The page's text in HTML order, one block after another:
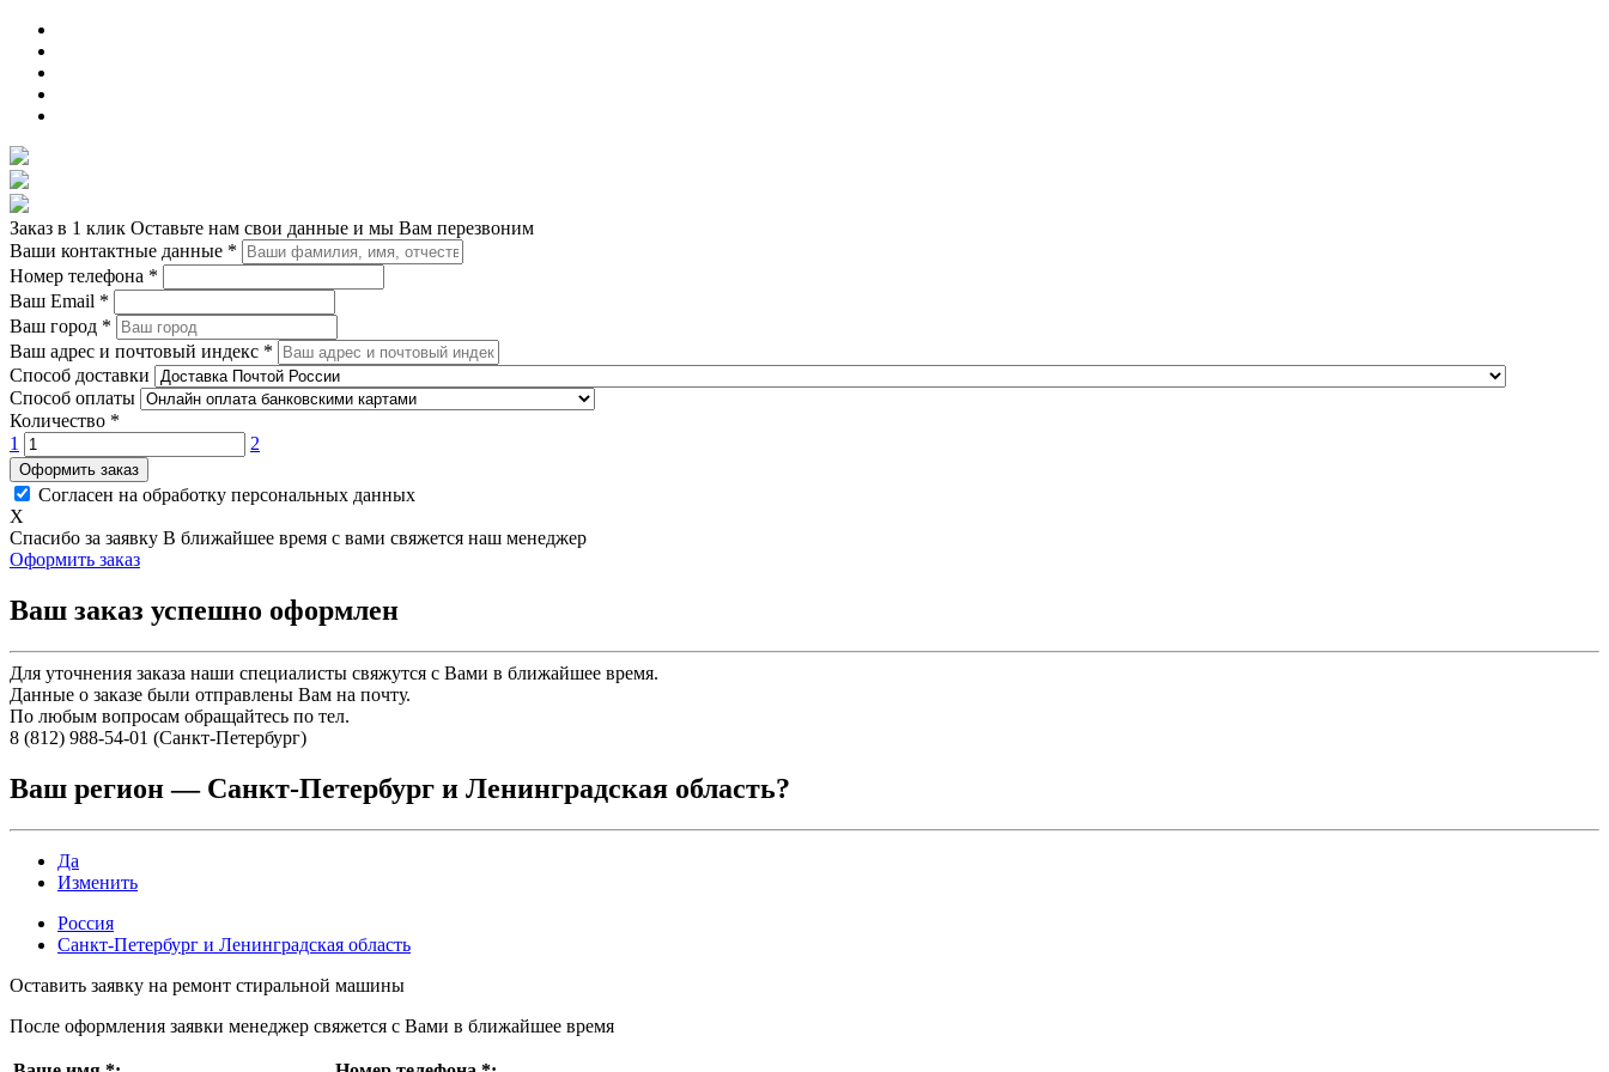
Заказ в 1 клик Оставьте нам свои данные и мы Вам перезвоним
Ваши контактные данные *
Номер телефона *
Ваш Email *
Ваш город *
Ваш адрес и почтовый индекс *
Способ доставки
Способ оплаты
Количество *
1
2
Оформить заказ
Согласен на обработку персональных данных
X
Спасибо за заявку В ближайшее время с вами свяжется наш менеджер
Оформить заказ
Ваш заказ успешно оформлен
Для уточнения заказа наши специалисты свяжутся с Вами в ближайшее время.
Данные о заказе были отправлены Вам на почту.
По любым вопросам обращайтесь по тел.
8 (812) 988-54-01 (Санкт-Петербург)
Ваш регион — Санкт-Петербург и Ленинградская область?
Да
Изменить
Россия
Санкт-Петербург и Ленинградская область
Оставить заявку на ремонт стиральной машины
После оформления заявки менеджер свяжется с Вами в ближайшее время